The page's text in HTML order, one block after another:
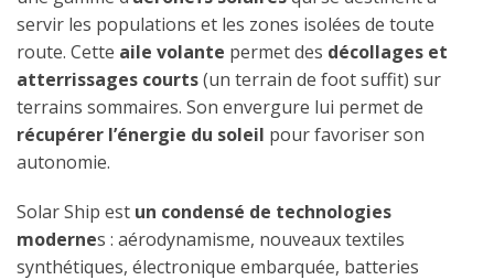
servir les populations et les zones isolées de toute
route. Cette aile volante permet des décollages et
atterrissages courts(un terrain de foot suffit) sur
terrains sommaires. Son envergure lui permet de
récupérer l’énergie du soleil pour favoriser son
autonomie.
Solar Ship est un condensé de technologies
modernes : aérodynamisme, nouveaux textiles
synthétiques, électronique embarquée, batteries